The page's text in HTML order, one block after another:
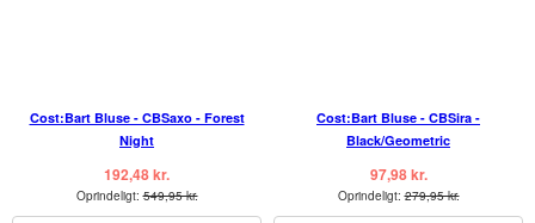
Cost:Bart Bluse - CBSaxo - Forest
Night
192,48 kr.
Oprindeligt:549,95 kr.
Cost:Bart Bluse - CBSira -
Black/Geometric
97,98 kr.
Oprindeligt:279,95 kr.